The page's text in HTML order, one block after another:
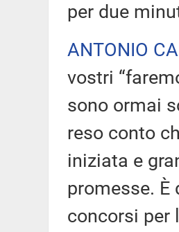
per due
ANTONIO
vostri
sono ormai
reso conto
iniziata e
promesse. È
concorsi per